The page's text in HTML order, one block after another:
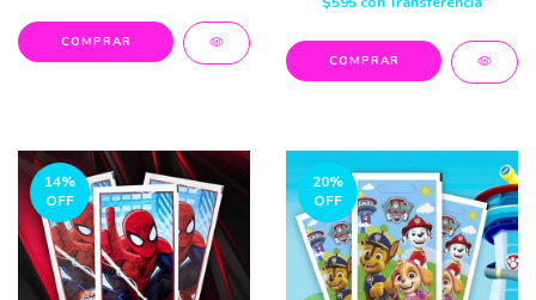
14%
OFF
20%
OFF